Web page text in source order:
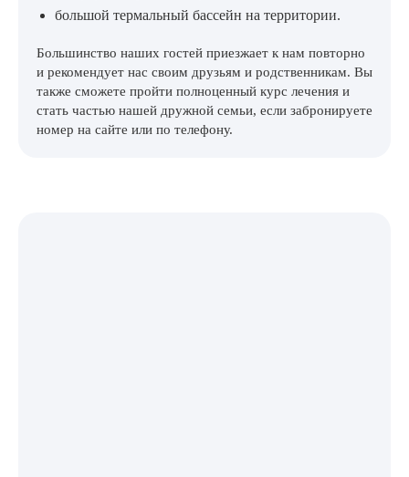
большой термальный бассейн на территории.
Большинство наших гостей приезжает к нам повторно
и рекомендует нас своим друзьям и родственникам. Вы
также сможете пройти полноценный курс лечения и
стать частью нашей дружной семьи, если забронируете
номер на сайте или по телефону.